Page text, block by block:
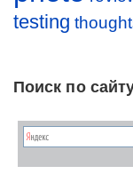
testing
Поиск по